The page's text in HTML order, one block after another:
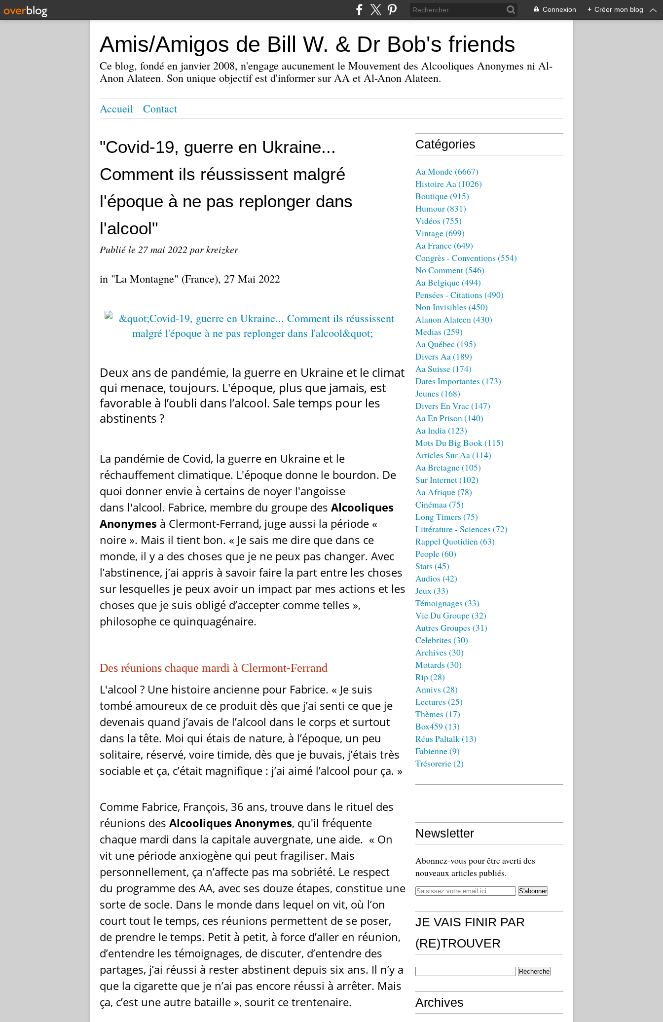
Connexion + Créer mon blog
Amis/Amigos de Bill W. & Dr Bob's friends
Ce blog, fondé en janvier 2008, n'engage aucunement le Mouvement des Alcooliques Anonymes ni Al-
Anon Alateen. Son unique objectif est d'informer sur AA et Al-Anon Alateen.
Accueil Contact
"Covid-19, guerre en Ukraine...
Comment ils réussissent malgré
l'époque à ne pas replonger dans
l'alcool"
Publié le 27 mai 2022 par kreizker
in "La Montagne" (France), 27 Mai 2022
Deux ans de pandémie, la guerre en Ukraine et le climat
qui menace, toujours. L'époque, plus que jamais, est
favorable à l’oubli dans l’alcool. Sale temps pour les
abstinents ?
La pandémie de Covid, la guerre en Ukraine et le
réchauffement climatique. L'époque donne le bourdon. De
quoi donner envie à certains de noyer l'angoisse
dans l'alcool. Fabrice, membre du groupe des Alcooliques
Anonymes à Clermont-Ferrand, juge aussi la période «
noire ». Mais il tient bon. « Je sais me dire que dans ce
monde, il y a des choses que je ne peux pas changer. Avec
l’abstinence, j’ai appris à savoir faire la part entre les choses
sur lesquelles je peux avoir un impact par mes actions et les
choses que je suis obligé d’accepter comme telles »,
philosophe ce quinquagénaire.
Des réunions chaque mardi à Clermont-Ferrand
L'alcool ? Une histoire ancienne pour Fabrice. « Je suis
tombé amoureux de ce produit dès que j’ai senti ce que je
devenais quand j’avais de l’alcool dans le corps et surtout
dans la tête. Moi qui étais de nature, à l’époque, un peu
solitaire, réservé, voire timide, dès que je buvais, j’étais très
sociable et ça, c’était magnifique : j’ai aimé l’alcool pour ça. »
Comme Fabrice, François, 36 ans, trouve dans le rituel des
réunions des Alcooliques Anonymes, qu'il fréquente
chaque mardi dans la capitale auvergnate, une aide. « On
vit une période anxiogène qui peut fragiliser. Mais
personnellement, ça n’affecte pas ma sobriété. Le respect
du programme des AA, avec ses douze étapes, constitue une
sorte de socle. Dans le monde dans lequel on vit, où l’on
court tout le temps, ces réunions permettent de se poser,
de prendre le temps. Petit à petit, à force d’aller en réunion,
d’entendre les témoignages, de discuter, d’entendre des
partages, j’ai réussi à rester abstinent depuis six ans. Il n’y a
que la cigarette que je n’ai pas encore réussi à arrêter. Mais
ça, c’est une autre bataille », sourit ce trentenaire.
Catégories
Aa Monde(6667)
Histoire Aa(1026)
Boutique(915)
Humour(831)
Vidéos (755)
Vintage(699)
Aa France(649)
Congrès - Conventions (554)
No Comment(546)
Aa Belgique(494)
Pensées - Citations (490)
Non Invisibles (450)
Alanon Alateen(430)
Medias (259)
Aa Québec (195)
Divers Aa(189)
Aa Suisse(174)
Dates Importantes (173)
Jeunes (168)
Divers En Vrac (147)
Aa En Prison(140)
Aa India(123)
Mots Du Big Book(115)
Articles Sur Aa(114)
Aa Bretagne(105)
Sur Internet(102)
Aa Afrique(78)
Cinémaa(75)
Long Timers (75)
Littérature - Sciences (72)
Rappel Quotidien(63)
People(60)
Stats (45)
Audios (42)
Jeux(33)
Témoignages (33)
Vie Du Groupe(32)
Autres Groupes (31)
Celebrites (30)
Archives (30)
Motards (30)
Rip(28)
Annivs (28)
Lectures (25)
Thèmes (17)
Box459 (13)
Réus Paltalk(13)
Fabienne(9)
Trésorerie(2)
Newsletter
Abonnez-vous pour être averti des
nouveaux articles publiés.
JE VAIS FINIR PAR
(RE)TROUVER
Archives